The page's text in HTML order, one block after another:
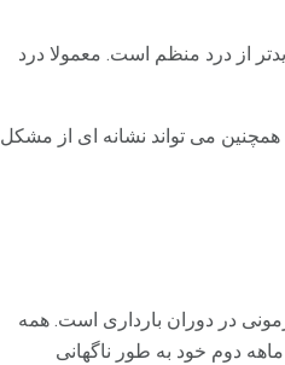
از درد منظم است. معمولا درد
می تواند نشانه ای از مشکل
در دوران بارداری است. همه
ماهه دوم خود به طور ناگهانی